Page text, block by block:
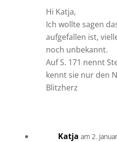
Hi Katja,
Ich wollte sagen
aufgefallen ist,
noch unbekannt.
Auf S. 171 nennt
kennt sie nur den
Blitzherz
Katja am 2.